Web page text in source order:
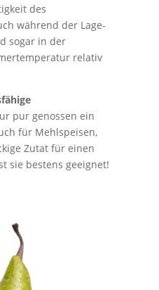
des
während der Lage-
sogar in der
relativ
pur genossen ein
für Mehlspeisen,
Zutat für einen
sie bestens geeignet!